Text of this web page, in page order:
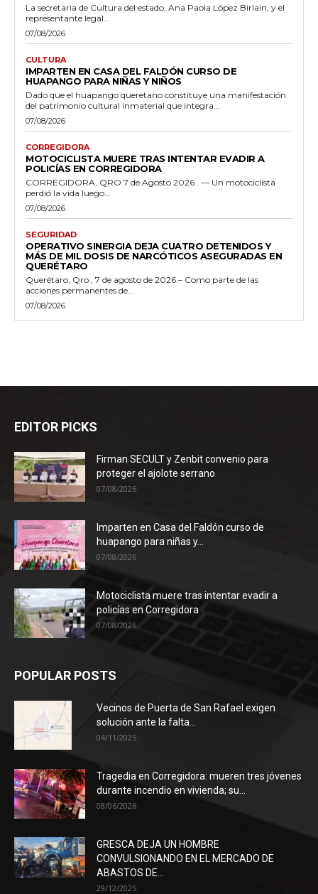
La secretaria de Cultura del estado, Ana Paola López Birlain, y el
representante legal...
07/08/2026
CULTURA
IMPARTEN EN CASA DEL FALDÓN CURSO DE
HUAPANGO PARA NIÑAS Y NIÑOS
Dado que el huapango queretano constituye una manifestación
del patrimonio cultural inmaterial que integra...
07/08/2026
CORREGIDORA
MOTOCICLISTA MUERE TRAS INTENTAR EVADIR A
POLICÍAS EN CORREGIDORA
CORREGIDORA, QRO 7 de Agosto 2026 . — Un motociclista
perdió la vida luego...
07/08/2026
SEGURIDAD
OPERATIVO SINERGIA DEJA CUATRO DETENIDOS Y
MÁS DE MIL DOSIS DE NARCÓTICOS ASEGURADAS EN
QUERÉTARO
Querétaro, Qro., 7 de agosto de 2026.– Como parte de las
acciones permanentes de...
07/08/2026
EDITOR PICKS
Firman SECULT y Zenbit convenio para
proteger el ajolote serrano
07/08/2026
Imparten en Casa del Faldón curso de
huapango para niñas y...
07/08/2026
Motociclista muere tras intentar evadir a
policías en Corregidora
07/08/2026
POPULAR POSTS
Vecinos de Puerta de San Rafael exigen
solución ante la falta...
04/11/2025
Tragedia en Corregidora: mueren tres jóvenes
durante incendio en vivienda; su...
08/06/2026
GRESCA DEJA UN HOMBRE
CONVULSIONANDO EN EL MERCADO DE
ABASTOS DE...
29/12/2025